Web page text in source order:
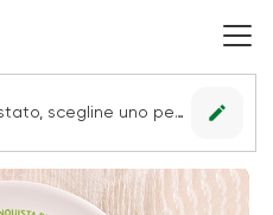
Nessun punto vendita impostato, scegline uno per vedere le offerte. edit